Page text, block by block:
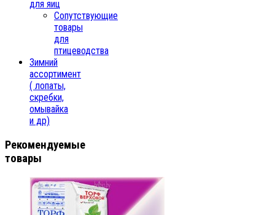
для яиц
Сопутствующие
товары
для
птицеводства
Зимний
ассортимент
( лопаты,
скребки,
омывайка
и др)
Рекомендуемые
товары